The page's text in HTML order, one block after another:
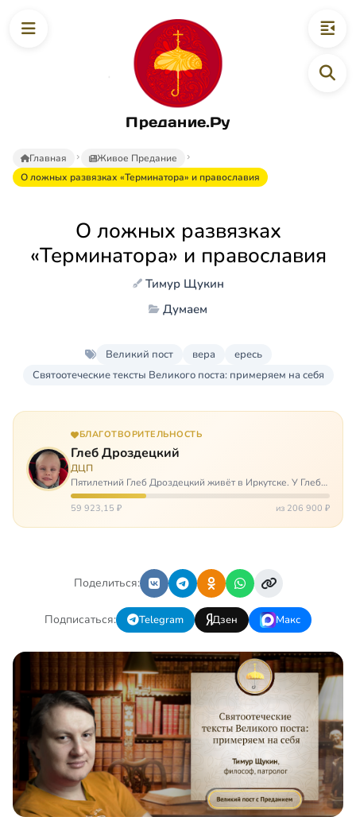
Предание.Ру
Главная
Живое Предание
О ложных развязках «Терминатора» и православия
О ложных развязках
«Терминатора» и православия
Тимур Щукин
Думаем
Великий пост вера
ересь
Святоотеческие тексты Великого поста: примеряем на себя
БЛАГОТВОРИТЕЛЬНОСТЬ
Глеб Дроздецкий
ДЦП
Пятилетний Глеб Дроздецкий живёт в Иркутске. У Глеба
ДЦП из-за перенесённого в младенчестве менингита,
но его положение осложняется эпилепсией, с которой
59 923,15 ₽ из 206 900 ₽
Поделиться:
Подписаться: Telegram Дзен Макс